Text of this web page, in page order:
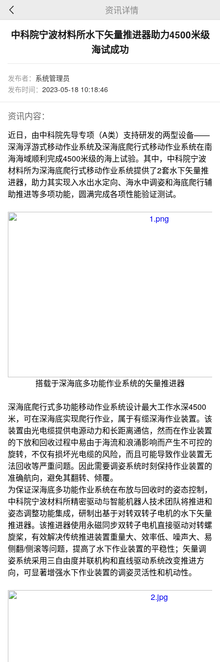
资讯详情
中科院宁波材料所水下矢量推进器助力4500米级
海试成功
发布者： 系统管理员
发布时间： 2023-05-18 10:18:46
资讯内容：
近日，由中科院先导专项（A类）支持研发的两型设备——
深海浮游式移动作业系统及深海底爬行式移动作业系统在南
海海域顺利完成4500米级的海上试验。其中，中科院宁波
材料所为深海底爬行式移动作业系统提供了2套水下矢量推
进器，助力其实现入水出水定向、海水中调姿和海底爬行辅
助推进等多项功能，圆满完成各项性能验证测试。
搭载于深海底多功能作业系统的矢量推进器
深海底爬行式多功能移动作业系统设计最大工作水深4500
米，可在深海底实现爬行作业，属于有缆深海作业装置。该
装置由光电缆提供电源动力和长距离通信，然而在作业装置
的下放和回收过程中易由于海流和浪涌影响而产生不可控的
旋转，不仅有损坏光电缆的风险，而且可能导致作业装置无
法回收等严重问题。因此需要调姿系统时刻保持作业装置的
准确航向，避免其翻转、倾覆。
为保证深海底多功能作业系统在布放与回收时的姿态控制，
中科院宁波材料所精密驱动与智能机器人技术团队将推进和
姿态调整功能集成，研制出基于对转双转子电机的水下矢量
推进器。该推进器使用永磁同步双转子电机直接驱动对转螺
旋桨，有效解决传统推进装置重量大、效率低、噪声大、易
侧翻/侧滚等问题，提高了水下作业装置的平稳性；矢量调
姿系统采用三自由度并联机构和直线驱动系统改变推进方
向，可显著增强水下作业装置的调姿灵活性和机动性。